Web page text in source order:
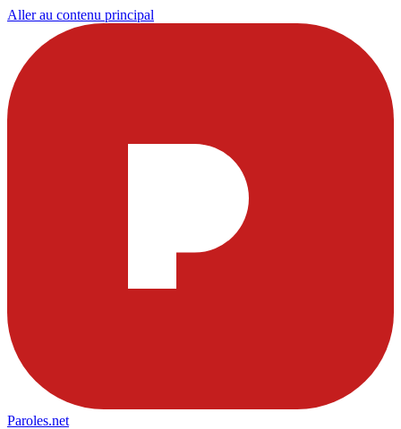
Aller au contenu principal
Paroles.net